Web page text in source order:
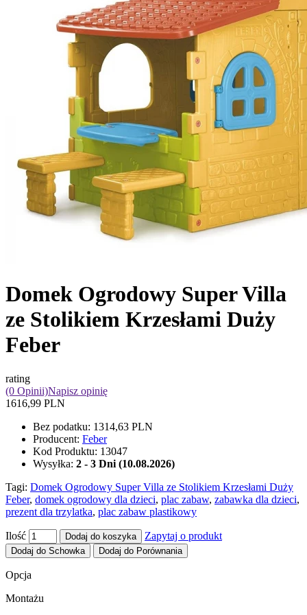
Domek Ogrodowy Super Villa
ze Stolikiem Krzesłami Duży
Feber
rating
(0 Opinii)Napisz opinię
1616,99 PLN
Bez podatku: 1314,63 PLN
Producent: Feber
Kod Produktu: 13047
Wysyłka: 2 - 3 Dni (10.08.2026)
Tagi: Domek Ogrodowy Super Villa ze Stolikiem Krzesłami Duży
Feber, domek ogrodowy dla dzieci, plac zabaw, zabawka dla dzieci,
prezent dla trzylatka, plac zabaw plastikowy
Ilość Dodaj do koszyka Zapytaj o produkt
Dodaj do Schowka Dodaj do Porównania
Opcja
Montażu